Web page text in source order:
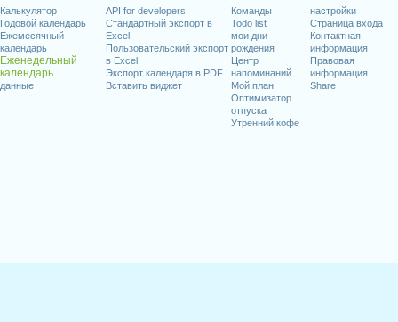
Калькулятор
Годовой календарь
Ежемесячный
календарь
Еженедельный
календарь
данные
API for developers
Стандартный экспорт в
Excel
Пользовательский экспорт
в Excel
Экспорт календаря в PDF
Вставить виджет
Команды
Todo list
мои дни
рождения
Центр
напоминаний
Мой план
Оптимизатор
отпуска
Утренний кофе
настройки
Страница входа
Контактная
информация
Правовая
информация
Share